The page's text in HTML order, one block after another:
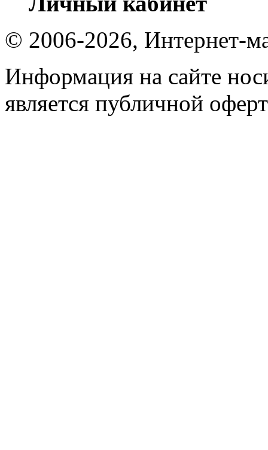
© 2006-2026, Интернет-
Информация на сайте
является публичной